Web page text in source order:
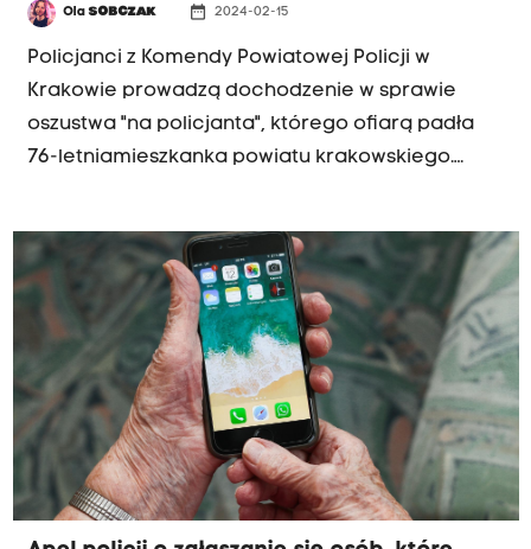
OlaSOBCZAK date_range 2024-02-15
Policjanci z Komendy Powiatowej Policji w
Krakowie prowadzą dochodzenie w sprawie
oszustwa "na policjanta", którego ofiarą padła
76-letniamieszkanka powiatu krakowskiego.
miejscu. Policja zatrzymała zamieszaną w
oszustwo 16-latkę. Przy nieletniej znaleźli całą
gotówkę utraconą przez seniorkę.